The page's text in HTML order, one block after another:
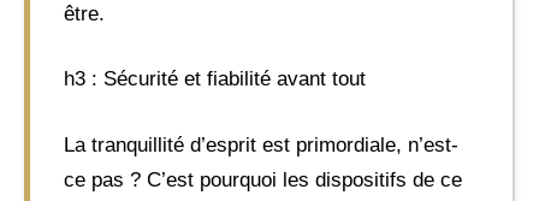
être.
h3 : Sécurité et fiabilité avant tout
La tranquillité d’esprit est primordiale, n’est-
ce pas ? C’est pourquoi les dispositifs de ce